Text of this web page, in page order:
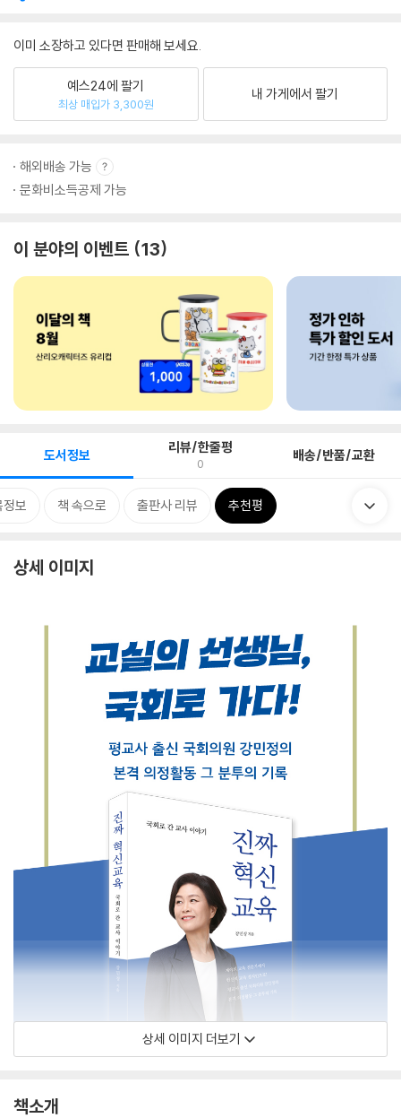
이미 소장하고 있다면 판매해 보세요.
예스24에 팔기
최상 매입가 3,300원
내 가게에서 팔기
해외배송 가능
문화비소득공제 가능
이 분야의 이벤트 13
도서정보 리뷰/한줄평
0 배송/반품/교환
정보 책 속으로 출판사 리뷰 추천평
상세 이미지
상세 이미지 더보기
책소개